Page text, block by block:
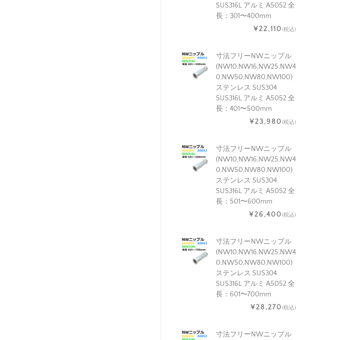
SUS316L アルミ A5052 全
長：301〜400mm
¥22,110(税込)
寸法フリーNWニップル
(NW10,NW16,NW25,NW4
0,NW50,NW80,NW100)
ステンレス SUS304
SUS316L アルミ A5052 全
長：401〜500mm
¥23,980(税込)
寸法フリーNWニップル
(NW10,NW16,NW25,NW4
0,NW50,NW80,NW100)
ステンレス SUS304
SUS316L アルミ A5052 全
長：501〜600mm
¥26,400(税込)
寸法フリーNWニップル
(NW10,NW16,NW25,NW4
0,NW50,NW80,NW100)
ステンレス SUS304
SUS316L アルミ A5052 全
長：601〜700mm
¥28,270(税込)
寸法フリーNWニップル